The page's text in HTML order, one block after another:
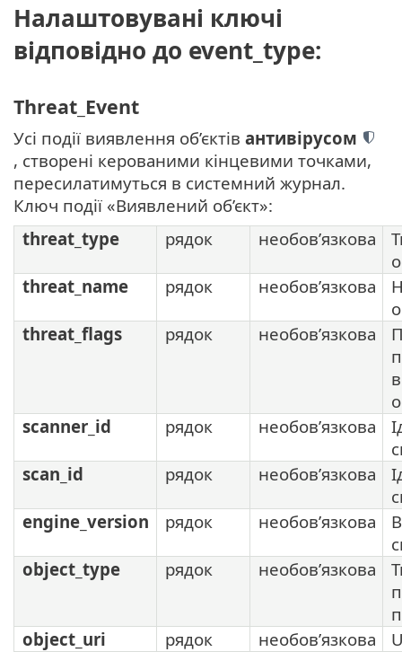
Налаштовувані ключі
відповідно до event_type:
Threat_Event
Усі події виявлення об’єктів антивірусом
, створені керованими кінцевими точками,
пересилатимуться в системний журнал.
Ключ події «Виявлений об’єкт»:
threat_type
рядок необов’язкова
threat_name
рядок необов’язкова
threat_flags
рядок необов’язкова
scanner_id
рядок необов’язкова
scan_id
рядок необов’язкова
engine_version
рядок необов’язкова
object_type
рядок необов’язкова
object_uri
рядок необов’язкова